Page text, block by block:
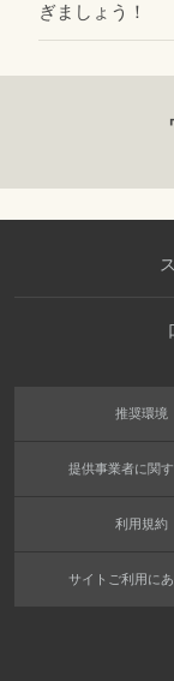
ぎましょう！
推奨環境
提供事業者に関
利用規約
サイトご利用に